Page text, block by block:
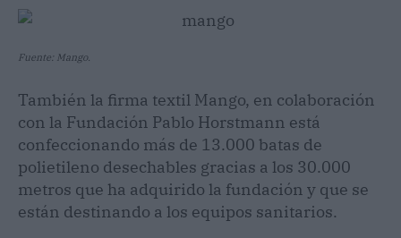
Fuente: Mango.
También la firma textil Mango, en colaboración
con la Fundación Pablo Horstmann está
confeccionando más de 13.000 batas de
polietileno desechables gracias a los 30.000
metros que ha adquirido la fundación y que se
están destinando a los equipos sanitarios.